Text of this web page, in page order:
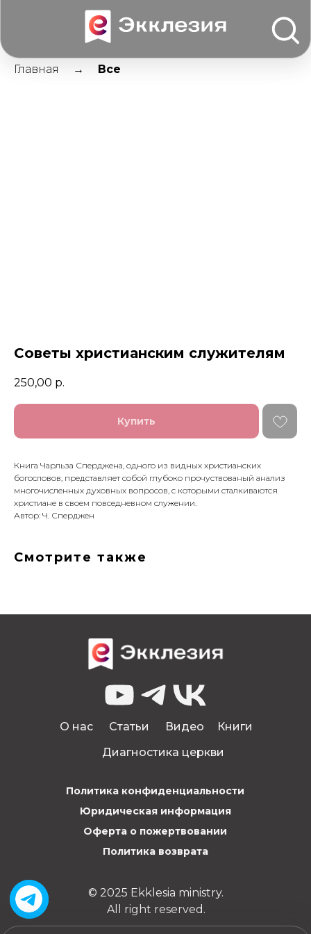
Главная Все
Советы христианским служителям
250,00 р.
Купить
Книга Чарльза Сперджена, одного из видных христианских
богословов, представляет собой глубоко прочуствованый анализ
многочисленных духовных вопросов, с которыми сталкиваются
христиане в своем повседневном служении.
Автор: Ч. Сперджен
Смотрите также
© 2025 Ekklesia ministry.
All right reserved.
О нас Статьи Видео
Книги
Диагностика церкви
Политика конфиденциальности
Юридическая информация
Оферта о пожертвовании
Политика возврата